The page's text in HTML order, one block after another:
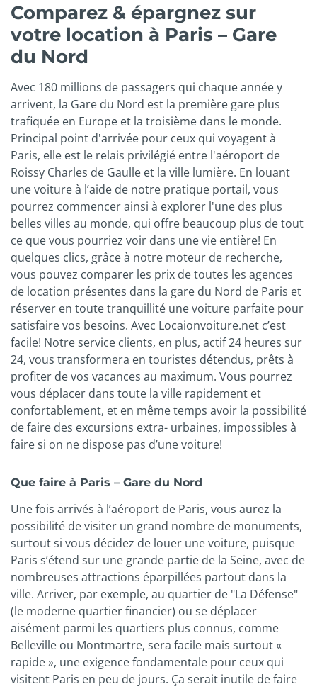
Comparez & épargnez sur
votre location à Paris – Gare
du Nord
Avec 180 millions de passagers qui chaque année y
arrivent, la Gare du Nord est la première gare plus
trafiquée en Europe et la troisième dans le monde.
Principal point d'arrivée pour ceux qui voyagent à
Paris, elle est le relais privilégié entre l'aéroport de
Roissy Charles de Gaulle et la ville lumière. En louant
une voiture à l’aide de notre pratique portail, vous
pourrez commencer ainsi à explorer l'une des plus
belles villes au monde, qui offre beaucoup plus de tout
ce que vous pourriez voir dans une vie entière! En
quelques clics, grâce à notre moteur de recherche,
vous pouvez comparer les prix de toutes les agences
de location présentes dans la gare du Nord de Paris et
réserver en toute tranquillité une voiture parfaite pour
satisfaire vos besoins. Avec Locaionvoiture.net c’est
facile! Notre service clients, en plus, actif 24 heures sur
24, vous transformera en touristes détendus, prêts à
profiter de vos vacances au maximum. Vous pourrez
vous déplacer dans toute la ville rapidement et
confortablement, et en même temps avoir la possibilité
de faire des excursions extra- urbaines, impossibles à
faire si on ne dispose pas d’une voiture!
Que faire à Paris – Gare du Nord
Une fois arrivés à l’aéroport de Paris, vous aurez la
possibilité de visiter un grand nombre de monuments,
surtout si vous décidez de louer une voiture, puisque
Paris s’étend sur une grande partie de la Seine, avec de
nombreuses attractions éparpillées partout dans la
ville. Arriver, par exemple, au quartier de "La Défense"
(le moderne quartier financier) ou se déplacer
aisément parmi les quartiers plus connus, comme
Belleville ou Montmartre, sera facile mais surtout «
rapide », une exigence fondamentale pour ceux qui
visitent Paris en peu de jours. Ça serait inutile de faire